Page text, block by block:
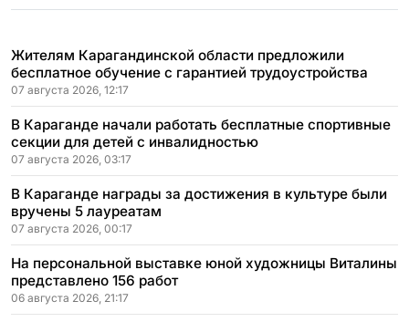
Жителям Карагандинской области предложили
бесплатное обучение с гарантией трудоустройства
07 августа 2026, 12:17
В Караганде начали работать бесплатные спортивные
секции для детей с инвалидностью
07 августа 2026, 03:17
В Караганде награды за достижения в культуре были
вручены 5 лауреатам
07 августа 2026, 00:17
На персональной выставке юной художницы Виталины
представлено 156 работ
06 августа 2026, 21:17